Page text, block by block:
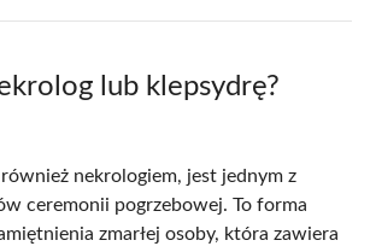
lub klepsydrę?
nekrologiem, jest jednym z
ceremonii pogrzebowej. To forma
zmarłej osoby, która zawiera